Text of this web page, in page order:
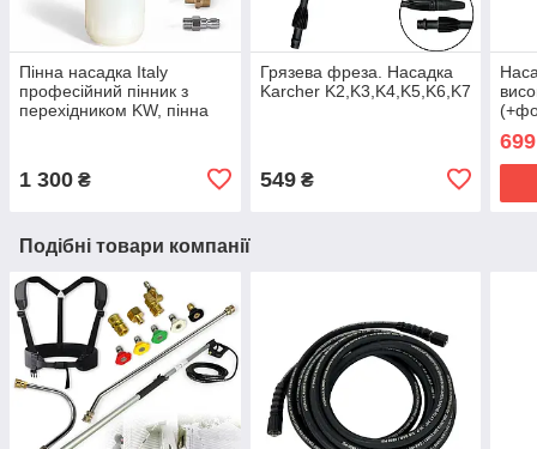
Пінна насадка Italy
професійний пінник з
перехідником KW, пінна
1 300 ₴
Грязева фреза. Насадка
Karcher K2,K3,K4,K5,K6,K7
549₴
699
Подібні товари компанії